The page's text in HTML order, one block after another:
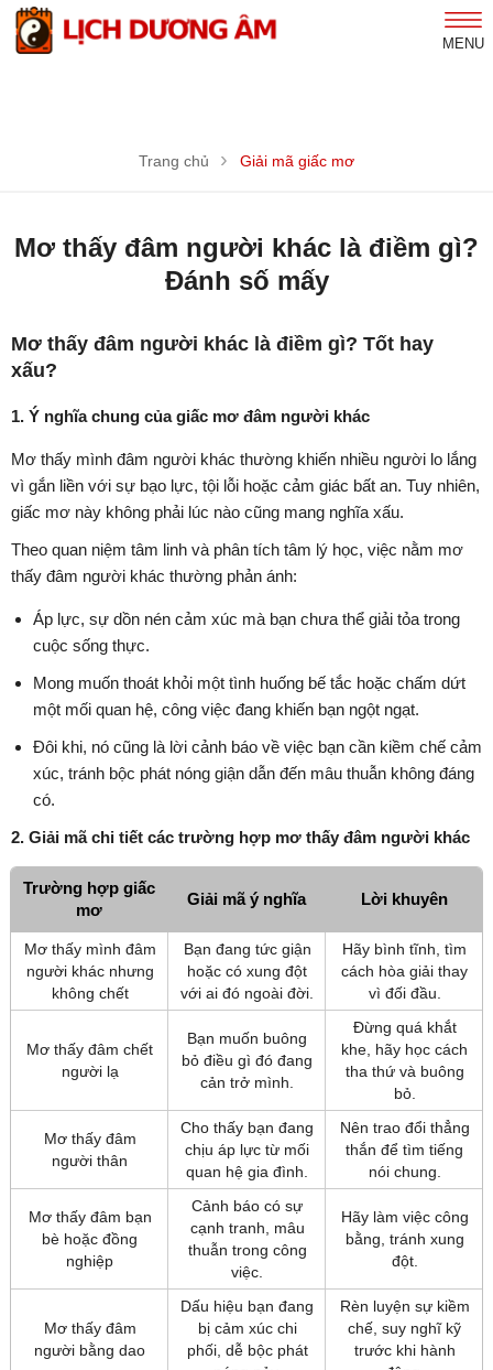
MENU
Trang chủ Giải mã giấc mơ
Mơ thấy đâm người khác là điềm gì?
Đánh số mấy
Mơ thấy đâm người khác là điềm gì? Tốt hay
xấu?
1. Ý nghĩa chung của giấc mơ đâm người khác
Mơ thấy mình đâm người khác thường khiến nhiều người lo lắng
vì gắn liền với sự bạo lực, tội lỗi hoặc cảm giác bất an. Tuy nhiên,
giấc mơ này không phải lúc nào cũng mang nghĩa xấu.
Theo quan niệm tâm linh và phân tích tâm lý học, việc nằm mơ
thấy đâm người khác thường phản ánh:
Áp lực, sự dồn nén cảm xúc mà bạn chưa thể giải tỏa trong
cuộc sống thực.
Mong muốn thoát khỏi một tình huống bế tắc hoặc chấm dứt
một mối quan hệ, công việc đang khiến bạn ngột ngạt.
Đôi khi, nó cũng là lời cảnh báo về việc bạn cần kiềm chế cảm
xúc, tránh bộc phát nóng giận dẫn đến mâu thuẫn không đáng
có.
2. Giải mã chi tiết các trường hợp mơ thấy đâm người khác
Trường hợp giấc
mơ
Giải mã ý nghĩa Lời khuyên
Mơ thấy mình đâm
người khác nhưng
không chết
Bạn đang tức giận
hoặc có xung đột
với ai đó ngoài đời.
Hãy bình tĩnh, tìm
cách hòa giải thay
vì đối đầu.
Mơ thấy đâm chết
người lạ
Bạn muốn buông
bỏ điều gì đó đang
cản trở mình.
Đừng quá khắt
khe, hãy học cách
tha thứ và buông
bỏ.
Mơ thấy đâm
người thân
Cho thấy bạn đang
chịu áp lực từ mối
quan hệ gia đình.
Nên trao đổi thẳng
thắn để tìm tiếng
nói chung.
Mơ thấy đâm bạn
bè hoặc đồng
nghiệp
Cảnh báo có sự
cạnh tranh, mâu
thuẫn trong công
việc.
Hãy làm việc công
bằng, tránh xung
đột.
Mơ thấy đâm
người bằng dao
Dấu hiệu bạn đang
bị cảm xúc chi
phối, dễ bộc phát
Rèn luyện sự kiềm
chế, suy nghĩ kỹ
trước khi hành